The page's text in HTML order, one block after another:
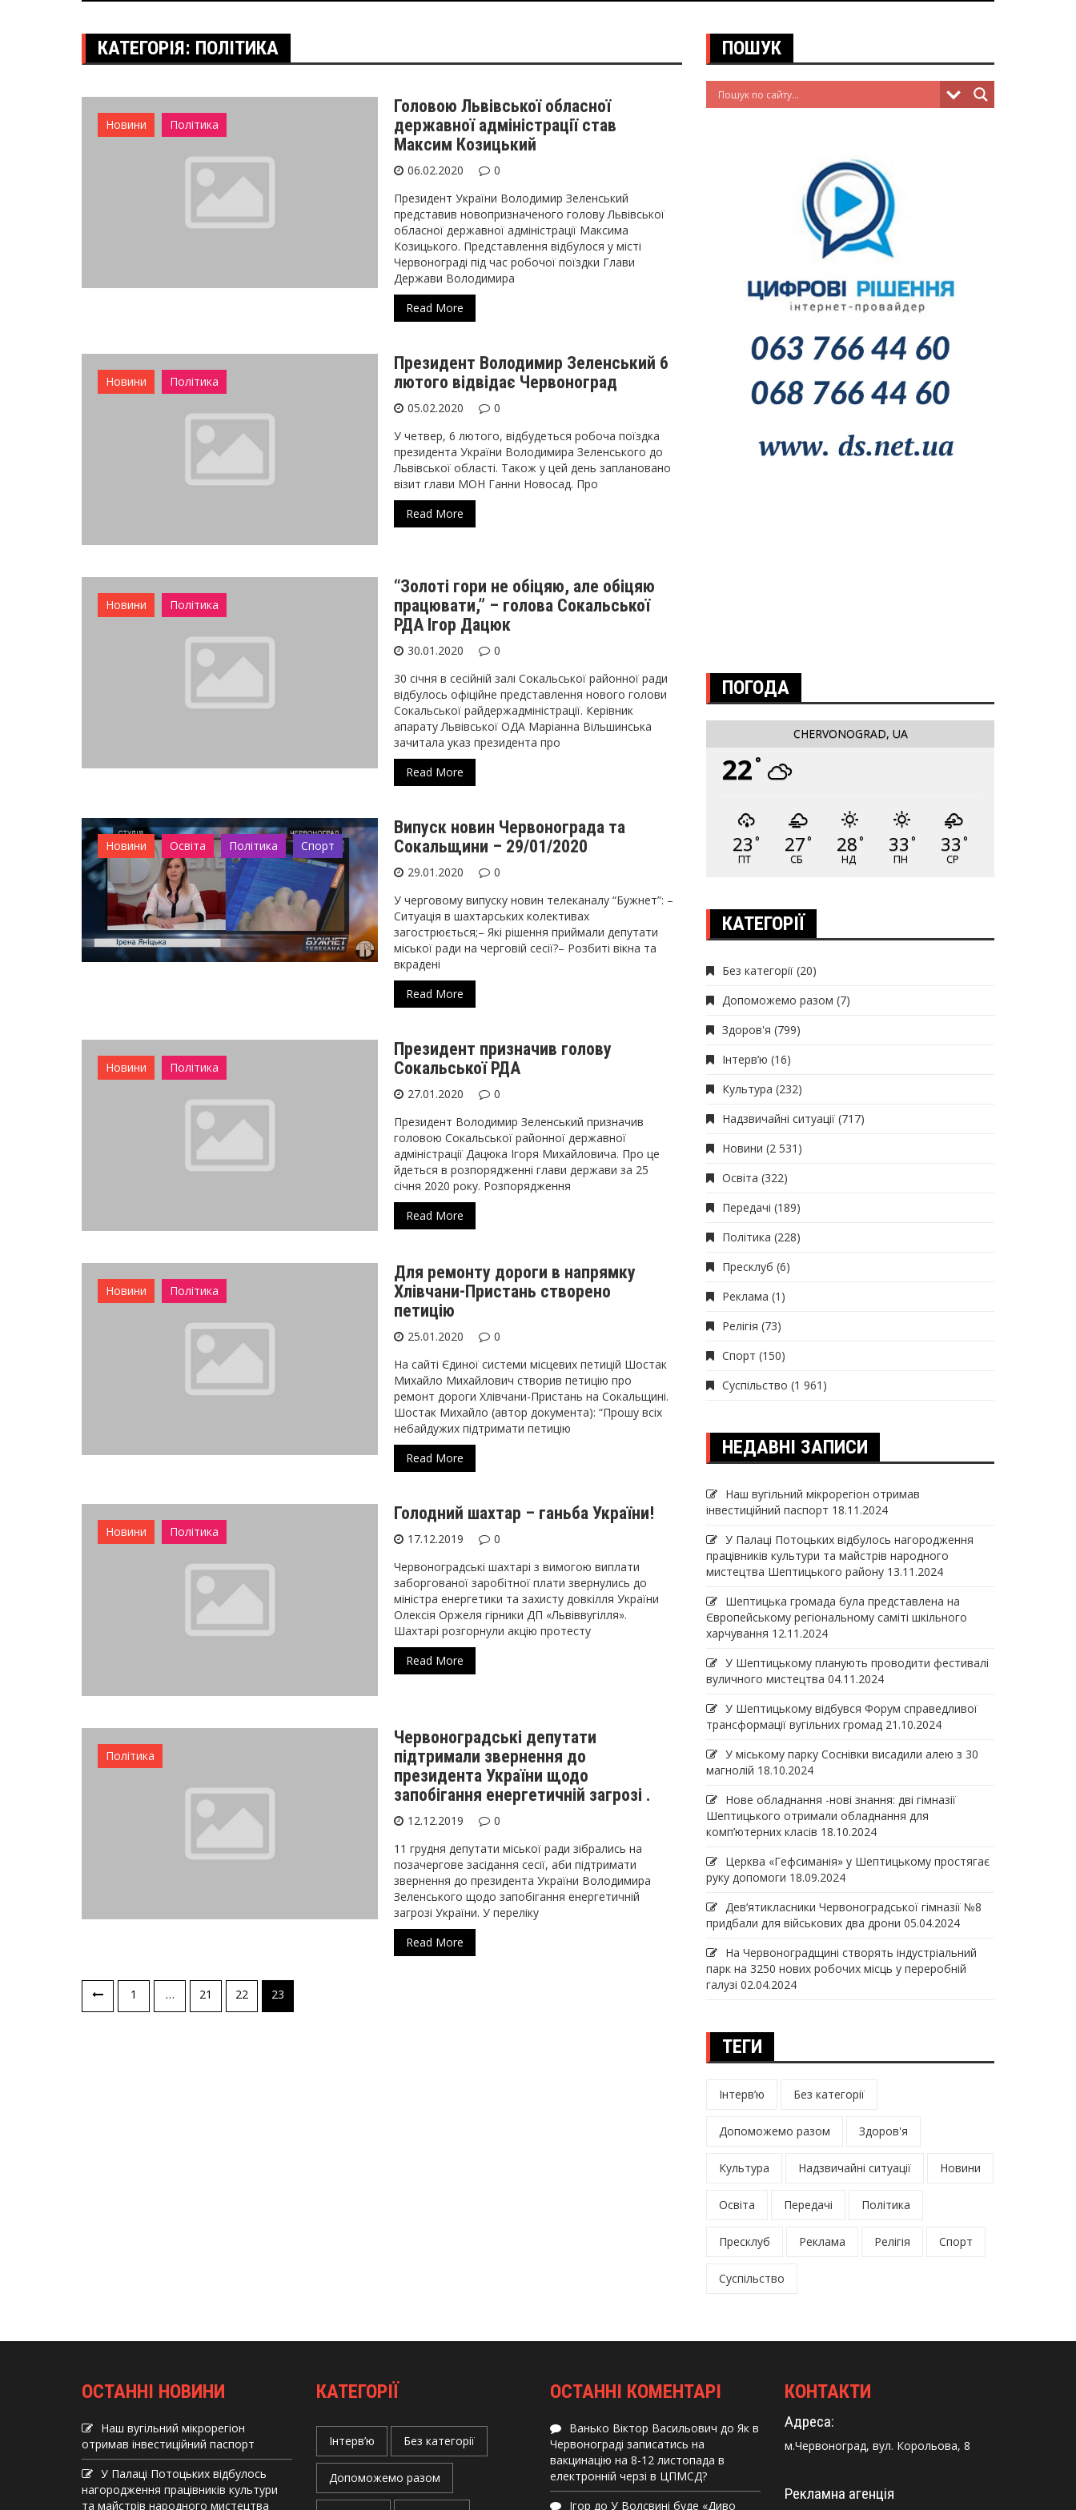
КАТЕГОРІЯ: ПОЛІТИКА
Новини Політика
Головою Львівської обласної
державної адміністрації став
Максим Козицький
06.02.2020
0
Президент України Володимир Зеленський
представив новопризначеного голову Львівської
обласної державної адміністрації Максима
Козицького. Представлення відбулося у місті
Червонограді під час робочої поїздки Глави
Держави Володимира
Read More
Новини Політика
Президент Володимир Зеленський 6
лютого відвідає Червоноград
05.02.2020
0
У четвер, 6 лютого, відбудеться робоча поїздка
президента України Володимира Зеленського до
Львівської області. Також у цей день заплановано
візит глави МОН Ганни Новосад. Про
Read More
Новини Політика
“Золоті гори не обіцяю, але обіцяю
працювати,” – голова Сокальської
РДА Ігор Дацюк
30.01.2020
0
30 січня в сесійній залі Сокальської районної ради
відбулось офіційне представлення нового голови
Сокальської райдержадміністрації. Керівник
апарату Львівської ОДА Маріанна Вільшинська
зачитала указ президента про
Read More
Новини Освіта Політика Спорт
Випуск новин Червонограда та
Сокальщини – 29/01/2020
29.01.2020
0
У черговому випуску новин телеканалу “Бужнет”: –
Ситуація в шахтарських колективах
загострюється;– Які рішення приймали депутати
міської ради на черговій сесії?– Розбиті вікна та
вкрадені
Read More
Новини Політика
Президент призначив голову
Сокальської РДА
27.01.2020
0
Президент Володимир Зеленський призначив
головою Сокальської районної державної
адміністрації Дацюка Ігоря Михайловича. Про це
йдеться в розпорядженні глави держави за 25
січня 2020 року. Розпорядження
Read More
Новини Політика
Для ремонту дороги в напрямку
Хлівчани-Пристань створено
петицію
25.01.2020
0
На сайті Єдиної системи місцевих петицій Шостак
Михайло Михайлович створив петицію про
ремонт дороги Хлівчани-Пристань на Сокальщині.
Шостак Михайло (автор документа): “Прошу всіх
небайдужих підтримати петицію
Read More
Новини Політика
Голодний шахтар – ганьба України!
17.12.2019
0
Червоноградські шахтарі з вимогою виплати
заборгованої заробітної плати звернулись до
міністра енергетики та захисту довкілля України
Олексія Оржеля гірники ДП «Львіввугілля».
Шахтарі розгорнули акцію протесту
Read More
Політика
Червоноградські депутати
підтримали звернення до
президента України щодо
запобігання енергетичній загрозі .
12.12.2019
0
11 грудня депутати міської ради зібрались на
позачергове засідання сесії, аби підтримати
звернення до президента України Володимира
Зеленського щодо запобігання енергетичній
загрозі України. У переліку
Read More
Навігація
1 … 21 22 23
ПОШУК
ПОГОДА
CHERVONOGRAD, UA
22 °
23 °
ПТ
27°
СБ
28°
НД
33 °
ПН
33 °
СР
КАТЕГОРІЇ
Без категорії (20)
Допоможемо разом (7)
Здоров'я (799)
Інтерв’ю (16)
Культура (232)
Надзвичайні ситуації (717)
Новини (2 531)
Освіта (322)
Передачі (189)
Політика (228)
Пресклуб (6)
Реклама (1)
Релігія (73)
Спорт (150)
Суспільство (1 961)
НЕДАВНІ ЗАПИСИ
Наш вугільний мікрорегіон отримав
інвеcтиційний паспорт 18.11.2024
У Палаці Потоцьких відбулось нагородження
працівників культури та майстрів народного
мистецтва Шептицького району 13.11.2024
Шептицька громада була представлена на
Європейському регіональному саміті шкільного
харчування 12.11.2024
У Шептицькому планують проводити фестивалі
вуличного мистецтва 04.11.2024
У Шептицькому відбувся Форум справедливої
трансформації вугільних громад 21.10.2024
У міському парку Соснівки висадили алею з 30
магнолій 18.10.2024
Нове обладнання -нові знання: дві гімназії
Шептицького отримали обладнання для
комп’ютерних класів 18.10.2024
Церква «Гефсиманія» у Шептицькому простягає
руку допомоги 18.09.2024
Дев‘ятикласники Червоноградської гімназії №8
придбали для військових два дрони 05.04.2024
На Червоноградщині створять індустріальний
парк на 3250 нових робочих місць у переробній
галузі 02.04.2024
ТЕГИ
Інтерв’ю Без категорії
Допоможемо разом Здоров'я
Культура Надзвичайні ситуації Новини
Освіта Передачі Політика
Пресклуб Реклама Релігія Спорт
Суспільство
ОСТАННІ НОВИНИ
Наш вугільний мікрорегіон
отримав інвеcтиційний паспорт
У Палаці Потоцьких відбулось
нагородження працівників культури
та майстрів народного мистецтва
КАТЕГОРІЇ
Інтерв’ю Без категорії
Допоможемо разом
ОСТАННІ КОМЕНТАРІ
Ванько Віктор Васильович до Як в
Червонограді записатись на
вакцинацію на 8-12 листопада в
електронній черзі в ЦПМСД?
Ігор до У Волсвині буде «Диво
КОНТАКТИ
Адреса:
м.Червоноград, вул. Корольова, 8
Рекламна агенція